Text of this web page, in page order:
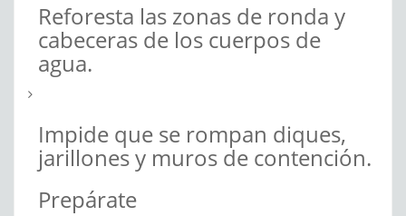
Reforesta las zonas de ronda y
cabeceras de los cuerpos de
agua.
Impide que se rompan diques,
jarillones y muros de contención.
Prepárate